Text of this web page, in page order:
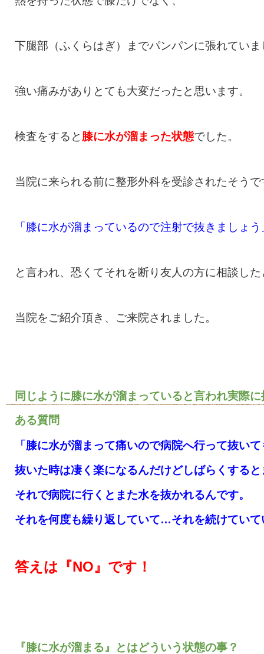
下腿部（ふくらはぎ）までパンパンに張れていま
強い痛みがありとても大変だったと思います。
検査をすると 膝に水が溜まった状態でした。
当院に来られる前に整形外科を受診されたそうで
「膝に水が溜まっているので注射で抜きましょう
と言われ、恐くてそれを断り友人の方に相談し
当院をご紹介頂き、ご来院されました。
同じように膝に水が溜まっていると言われ実際
ある質問
「膝に水が溜まって痛いので病院へ行って抜い
抜いた時は凄く楽になるんだけどしばらくする
それで病院に行くとまた水を抜かれるんです。
それを何度も繰り返していて…それを続けてい
答えは『NO』です！
『膝に水が溜まる』とはどういう状態の事？